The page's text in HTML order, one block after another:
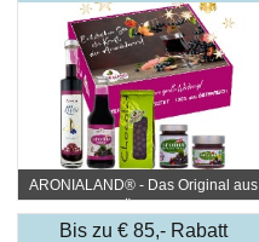
ARONIALAND® - Das Original aus
Bis zu € 85,- Rabatt